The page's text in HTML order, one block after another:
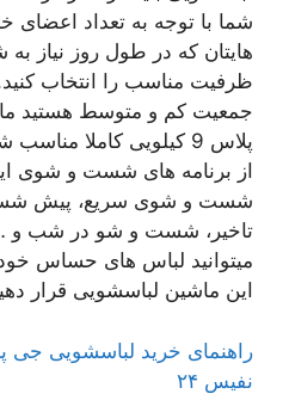
شما با توجه به تعداد اعضای
هایتان که در طول روز نیاز
ظرفیت مناسب را انتخاب
جمعیت کم و متوسط هستید
پلاس 9 کیلویی کاملا
از برنامه های شست و شوی
شست و شوی سریع، پیش
تاخیر، شست و شو در شب و
میتوانید لباس های حساس خود
این ماشین لباسشویی قرار
راهنمای خرید لباسشویی جی
نفیس ۲۴